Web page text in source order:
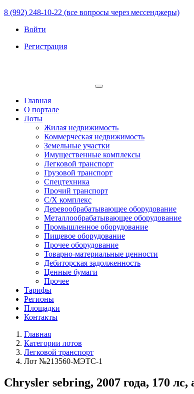
8 (992) 248-10-22 (все вопросы через мессенджеры)
Войти
Регистрация
Главная
О портале
Лоты
Жилая недвижимость
Коммерческая недвижимость
Земельные участки
Имущественные комплексы
Легковой транспорт
Грузовой транспорт
Спецтехника
Прочий транспорт
С/Х комплекс
Деревообрабатывающее оборудование
Металлообрабатывающее оборудование
Промышленное оборудование
Пищевое оборудование
Прочее оборудование
Товарно-материальные ценности
Дебиторская задолженность
Ценные бумаги
Прочее
Тарифы
Регионы
Площадки
Контакты
Главная
Категории лотов
Легковой транспорт
Лот №213560-МЭТС-1
Chrysler sebring, 2007 года, 170 лс,